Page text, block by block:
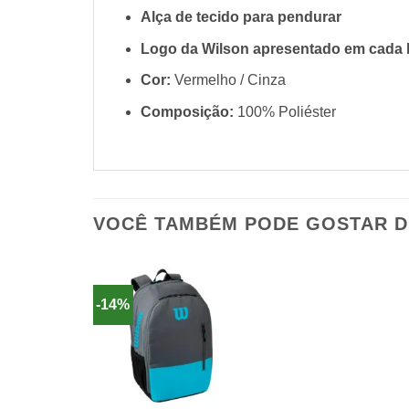
Alça de tecido para pendurar
Logo da Wilson apresentado em cada
Cor: Vermelho / Cinza
Composição: 100% Poliéster
VOCÊ TAMBÉM PODE GOSTAR
-14%